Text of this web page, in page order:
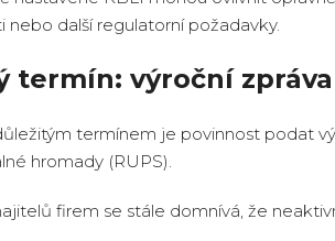
nebo další regulatorní požadavky.
termín: výroční zpráva
termínem je povinnost podat
hromady (RUPS).
firem se stále domnívá, že